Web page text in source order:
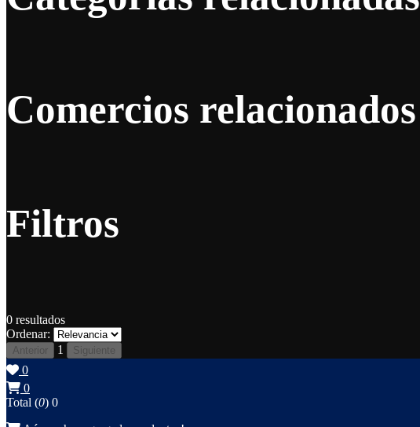
Comercios relacionados
Filtros
0 resultados
Ordenar:
Anterior 1 Siguiente
0
0
Total (0) 0